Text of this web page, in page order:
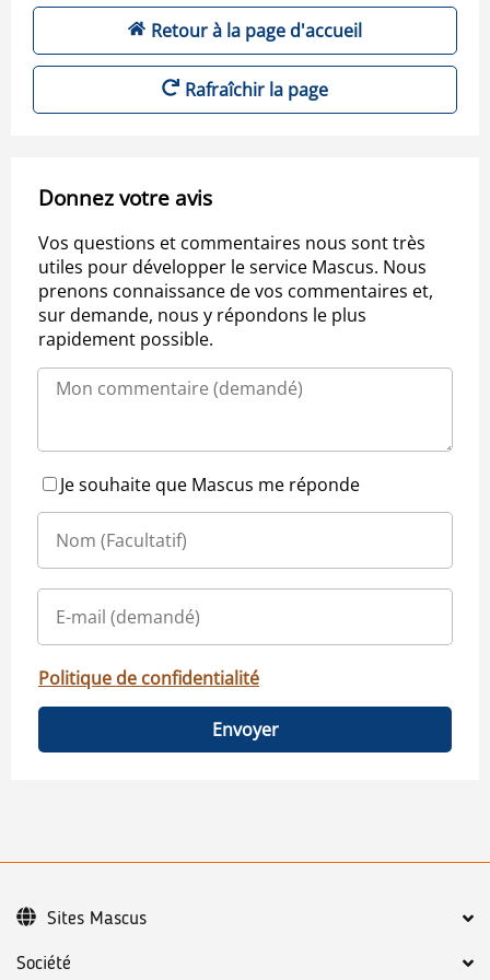
Retour à la page d'accueil
Rafraîchir la page
Donnez votre avis
Vos questions et commentaires nous sont très
utiles pour développer le service Mascus. Nous
prenons connaissance de vos commentaires et,
sur demande, nous y répondons le plus
rapidement possible.
Je souhaite que Mascus me réponde
Politique de confidentialité
Envoyer
Société
Sites Mascus